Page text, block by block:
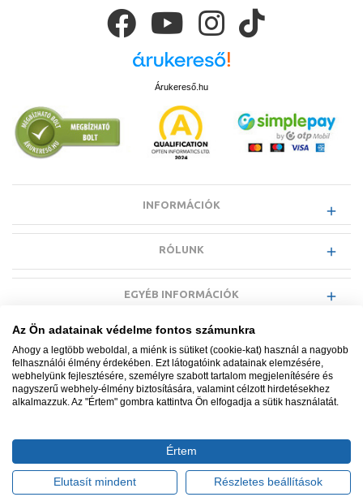
Árukereső.hu
INFORMÁCIÓK
RÓLUNK
EGYÉB INFORMÁCIÓK
87052/2015.
Ügyfélszolgálat: +36 1 700 3500
Tervezte és készítette:
Vision-Software, az Octopus 8 ERP
forgalmazója.
Az Ön adatainak védelme fontos számunkra
Ahogy a legtöbb weboldal, a miénk is sütiket (cookie-kat) használ a nagyobb
felhasználói élmény érdekében. Ezt látogatóink adatainak elemzésére,
webhelyünk fejlesztésére, személyre szabott tartalom megjelenítésére és
nagyszerű webhely-élmény biztosítására, valamint célzott hirdetésekhez
alkalmazzuk. Az "Értem" gombra kattintva Ön elfogadja a sütik használatát.
Értem
Elutasít mindent Részletes beállítások